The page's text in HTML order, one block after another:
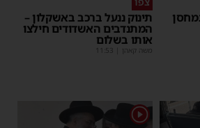
תינוק ננעל ברכב באשקלון –
המתנדבים האשדודים חילצו
אותו בשלום
משה קאהן 11:53
1